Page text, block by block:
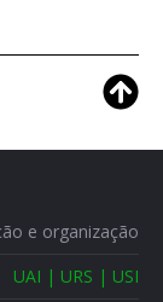
e organização
UAI | URS | USI